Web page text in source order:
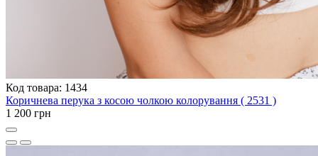
Код товара: 1434
Коричнева перука з косою чолкою колорування ( 2531 )
1 200 грн